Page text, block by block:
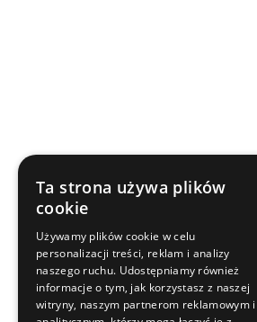
Ta strona używa plików
cookie
Używamy plików cookie w celu
personalizacji treści, reklam i analizy
naszego ruchu. Udostępniamy również
informacje o tym, jak korzystasz z naszej
witryny, naszym partnerom reklamowym i